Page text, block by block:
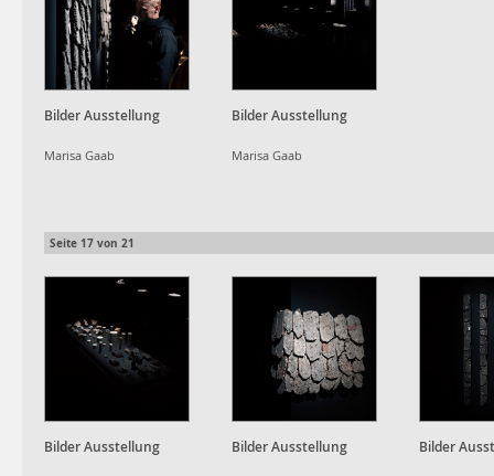
Bilder Ausstellung
Marisa Gaab
Bilder Ausstellung
Marisa Gaab
Seite 17 von 21
Bilder Ausstellung Bilder Ausstellung Bilder